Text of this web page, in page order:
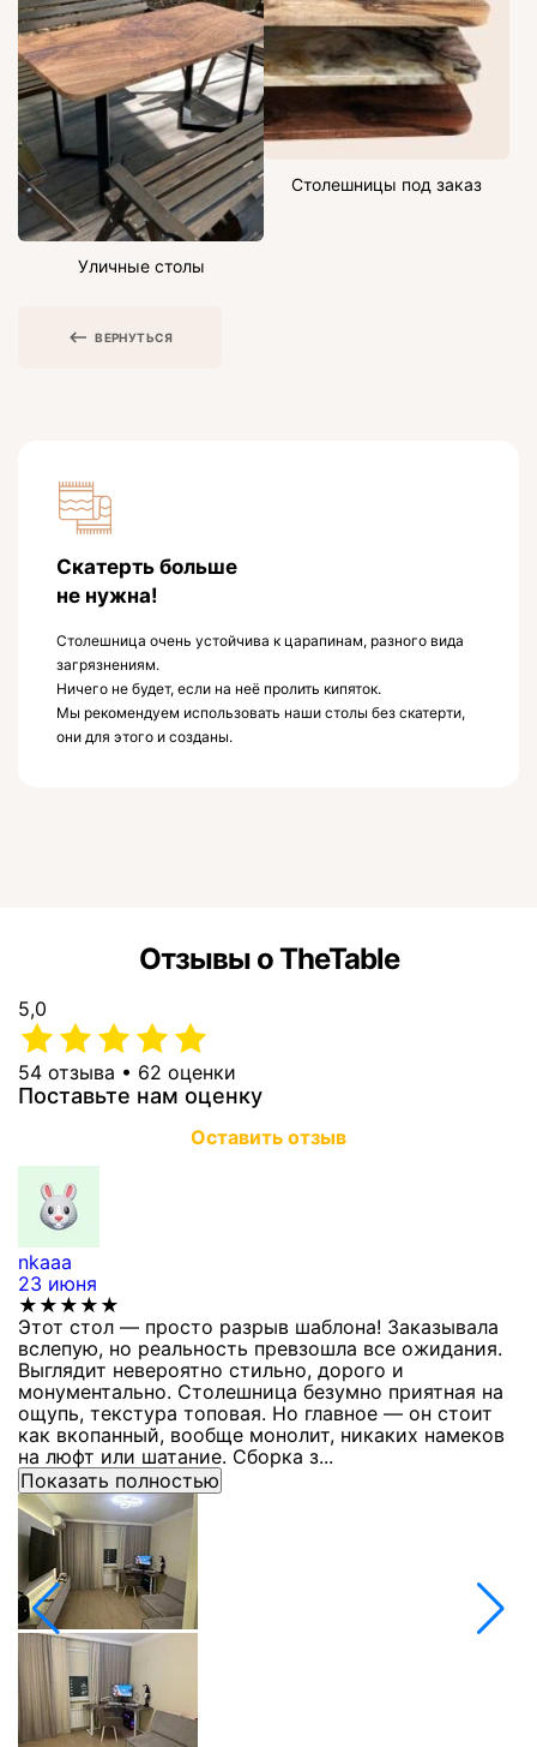
Уличные столы
Столешницы под заказ
ВЕРНУТЬСЯ
Скатерть больше
не нужна!
Столешница очень устойчива к царапинам, разного вида
загрязнениям.
Ничего не будет, если на неё пролить кипяток.
Мы рекомендуем использовать наши столы без скатерти,
они для этого и созданы.
Отзывы о TheTable
5,0
54 отзыва • 62 оценки
Поставьте нам оценку
Оставить отзыв
nkaaa
23 июня
★★★★★
Этот стол — просто разрыв шаблона! Заказывала
вслепую, но реальность превзошла все ожидания.
Выглядит невероятно стильно, дорого и
монументально. Столешница безумно приятная на
ощупь, текстура топовая. Но главное — он стоит
как вкопанный, вообще монолит, никаких намеков
на люфт или шатание. Сборка з...
Показать полностью